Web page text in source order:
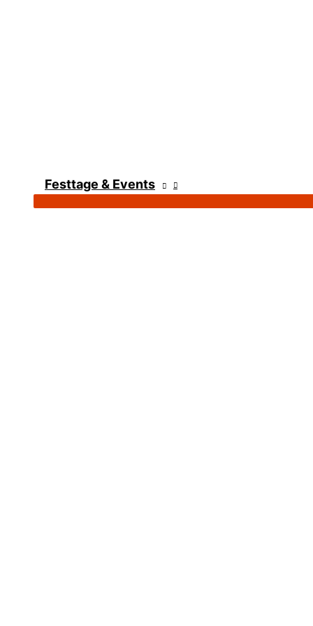
Festtage & Events